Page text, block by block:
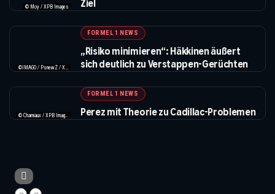
© Moy / XPB Images
Ziel
©IMAGO / PsnewZ / XPB Images
FORMEL 1 NEWS
„Risiko minimieren“: Häkkinen äußert
sich deutlich zu Verstappen-Gerüchten
© Charniaux / XPB Images
FORMEL 1 NEWS
Perez mit Theorie zu Cadillac-Problemen